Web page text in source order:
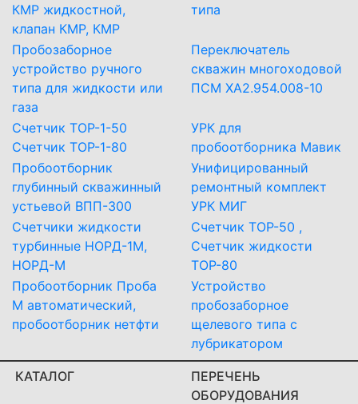
КМР жидкостной,
клапан КМР, КМР
типа
Пробозаборное
устройство ручного
типа для жидкости или
газа
Переключатель
скважин многоходовой
ПСМ ХА2.954.008-10
Счетчик ТОР-1-50
Счетчик ТОР-1-80
УРК для
пробоотборника Мавик
Пробоотборник
глубинный скважинный
устьевой ВПП-300
Унифицированный
ремонтный комплект
УРК МИГ
Счетчики жидкости
турбинные НОРД-1М,
НОРД-М
Счетчик ТОР-50 ,
Счетчик жидкости
ТОР-80
Пробоотборник Проба
М автоматический,
пробоотборник нетфти
Устройство
пробозаборное
щелевого типа с
лубрикатором
КАТАЛОГ
ПЕРЕЧЕНЬ
ОБОРУДОВАНИЯ